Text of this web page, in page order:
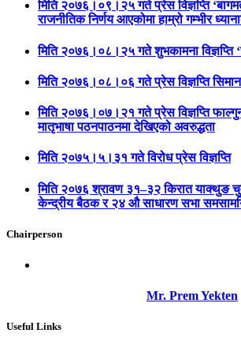
मिति २०७६।०९।२५ गते प्रेस विज्ञप्ति
राजनीतिक निर्णय आएकोमा हाम्रो गम्भीर
मिति २०७६।०८।२५ गते शुभकामना विज्ञप्ति
मिति २०७६।०८।०६ गते प्रेस विज्ञप्ति
मिति २०७६।०७।२१ गते प्रेस विज्ञप्ति
मातृभाषा पठनपाठनमा देखिएको अवरुद्धता
मिति २०७५।५।३१ गते विरोध प्रेस विज्ञप्ति
मिति २०७६ श्रावण ३१–३२ किरात याक्थुङ
केन्द्रीय बैठक र २४ औ साधारण सभा
Chairperson
Mr. Prem Yekten
Useful Links